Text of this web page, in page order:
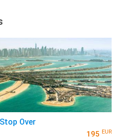
Over
195 EUR